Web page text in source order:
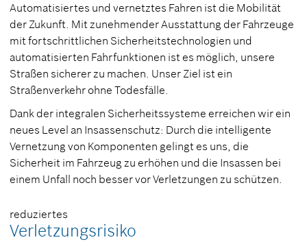
Automatisiertes und vernetztes Fahren ist die Mobilität
der Zukunft. Mit zunehmender Ausstattung der Fahrzeuge
mit fortschrittlichen Sicherheitstechnologien und
automatisierten Fahrfunktionen ist es möglich, unsere
Straßen sicherer zu machen. Unser Ziel ist ein
Straßenverkehr ohne Todesfälle.
Dank der integralen Sicherheitssysteme erreichen wir ein
neues Level an Insassenschutz: Durch die intelligente
Vernetzung von Komponenten gelingt es uns, die
Sicherheit im Fahrzeug zu erhöhen und die Insassen bei
einem Unfall noch besser vor Verletzungen zu schützen.
reduziertes
Verletzungsrisiko